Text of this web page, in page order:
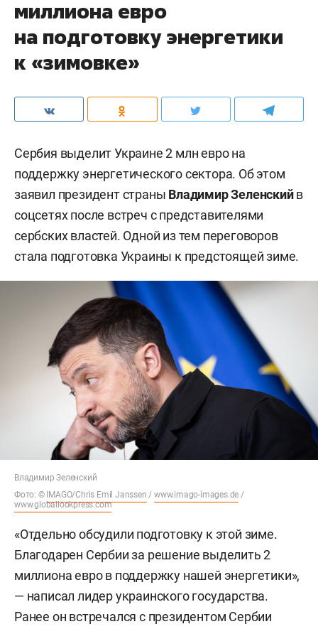
миллиона евро
на подготовку энергетики
к «зимовке»
Сербия выделит Украине 2 млн евро на
поддержку энергетического сектора. Об этом
заявил президент страны Владимир Зеленскийв
соцсетях после встреч с представителями
сербских властей. Одной из тем переговоров
стала подготовка Украины к предстоящей зиме.
Владимир Зеленский
Фото: © IMAGO/Chris Emil Janssen /www.imago-images.de /
www.globallookpress.com
«Отдельно обсудили подготовку к этой зиме.
Благодарен Сербии за решение выделить 2
миллиона евро в поддержку нашей энергетики»,
— написал лидер украинского государства.
Ранее он встречался с президентом Сербии